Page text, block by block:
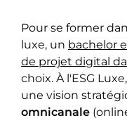
Pour se former
luxe, un bachelor
de projet digital
choix. À l'ESG
une vision
omnicanale